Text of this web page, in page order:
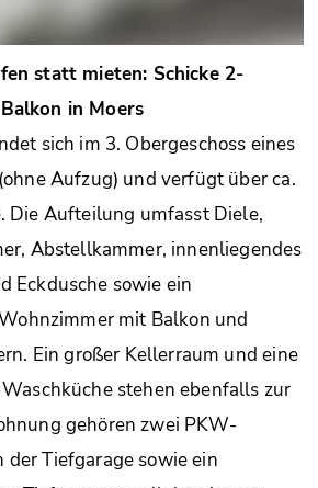
statt mieten: Schicke 2-
in Moers
sich im 3. Obergeschoss eines
Aufzug) und verfügt über ca.
Die Aufteilung umfasst Diele,
Abstellkammer, innenliegendes
Eckdusche sowie ein
mit Balkon und
Ein großer Kellerraum und eine
stehen ebenfalls zur
gehören zwei PKW-
der Tiefgarage sowie ein